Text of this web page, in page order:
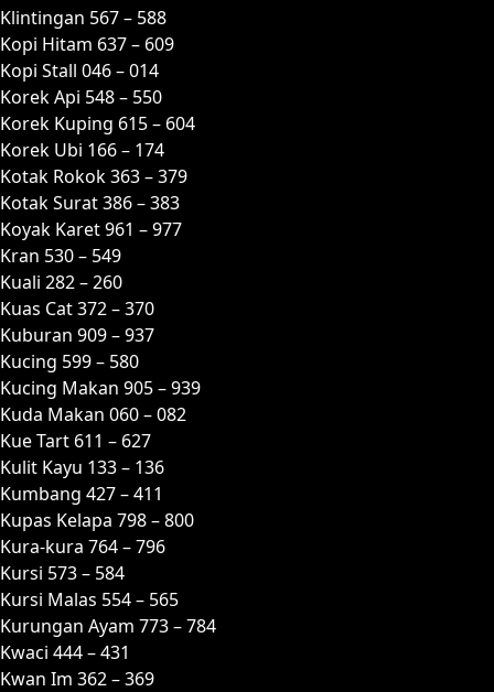
Klintingan 567 – 588
Kopi Hitam 637 – 609
Kopi Stall 046 – 014
Korek Api 548 – 550
Korek Kuping 615 – 604
Korek Ubi 166 – 174
Kotak Rokok 363 – 379
Kotak Surat 386 – 383
Koyak Karet 961 – 977
Kran 530 – 549
Kuali 282 – 260
Kuas Cat 372 – 370
Kuburan 909 – 937
Kucing 599 – 580
Kucing Makan 905 – 939
Kuda Makan 060 – 082
Kue Tart 611 – 627
Kulit Kayu 133 – 136
Kumbang 427 – 411
Kupas Kelapa 798 – 800
Kura-kura 764 – 796
Kursi 573 – 584
Kursi Malas 554 – 565
Kurungan Ayam 773 – 784
Kwaci 444 – 431
Kwan Im 362 – 369